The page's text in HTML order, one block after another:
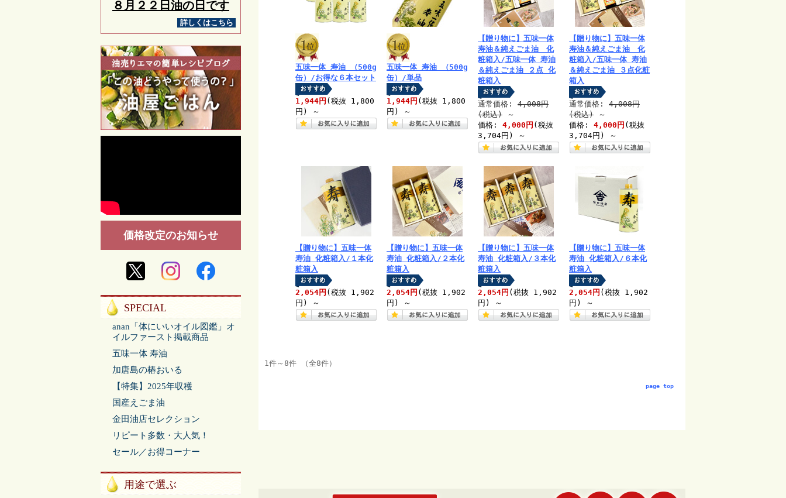
８月２２日油の日です
詳しくはこちら
価格改定のお知らせ
SPECIAL
anan「体にいいオイル図鑑」オ
イルファースト掲載商品
五味一体 寿油
加唐島の椿おいる
【特集】2025年収穫
国産えごま油
金田油店セレクション
リピート多数・大人気！
セール／お得コーナー
用途で選ぶ
五味一体 寿油 （500g
缶）/お得な６本セット
1,944円 (税抜 1,800
円)
～
五味一体 寿油 （500g
缶）/単品
1,944円 (税抜 1,800
円)
～
【贈り物に】五味一体
寿油＆純えごま油 化
粧箱入/五味一体 寿油
＆純えごま油 ２点 化
粧箱入
通常価格: 4,008円
(税込)
～
価格: 4,000円 (税抜
3,704円)
～
【贈り物に】五味一体
寿油＆純えごま油 化
粧箱入/五味一体 寿油
＆純えごま油 ３点化粧
箱入
通常価格: 4,008円
(税込)
～
価格: 4,000円 (税抜
3,704円)
～
【贈り物に】五味一体
寿油 化粧箱入/１本化
粧箱入
2,054円 (税抜 1,902
円)
～
【贈り物に】五味一体
寿油 化粧箱入/２本化
粧箱入
2,054円 (税抜 1,902
円)
～
【贈り物に】五味一体
寿油 化粧箱入/３本化
粧箱入
2,054円 (税抜 1,902
円)
～
【贈り物に】五味一体
寿油 化粧箱入/６本化
粧箱入
2,054円 (税抜 1,902
円)
～
1件～8件 （全8件）
page top